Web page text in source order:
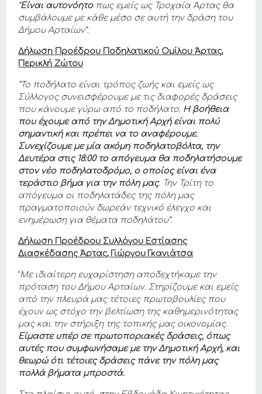
“Είναι αυτονόητοπως εμείς ως Τροχαία Άρτας θα
συμβάλουμε με κάθε μέσο σε αυτή την δράση του
Δήμου Αρταίων”.
Δήλωση Προέδρου Ποδηλατικού Ομίλου Άρτας,
Περικλή Ζώτου
“Το ποδήλατο είναι τρόπος ζωής και εμείς ως
Σύλλογος συνεισφέρουμε με τις διαφορές δράσεις
που κάνουμε γύρω από το ποδήλατο. Η βοήθεια
που έχουμε από την Δημοτική Αρχή είναι πολύ
σημαντική και πρέπει να το αναφέρουμε.
Συνεχίζουμε με μία ακόμη ποδηλατοβόλτα, την
Δευτέρα στις 18:00 το απόγευμα θα ποδηλατήσουμε
στον νέο ποδηλατοδρόμο, ο οποίος είναι ένα
τεράστιο βήμα για την πόλη μας. Την Τρίτη το
απόγευμα οι ποδηλατάδες της πόλη μας
πραγματοποιούν δωρεάν τεχνικό έλεγχο και
ενημέρωση για θέματα ποδηλάτου”.
Δήλωση Προέδρου Συλλόγου Εστίασης
Διασκέδασης Άρτας, Γιώργου Γκανιάτσα
“Με ιδιαίτερη ευχαρίστηση αποδεχτήκαμε την
πρόταση του Δήμου Αρταίων. Στηρίζουμε και εμείς
από την πλευρά μας τέτοιες πρωτοβουλίες που
έχουν ως στόχο την βελτίωση της καθημερινότητας
μας και την στήριξη της τοπικής μας οικονομίας.
Είμαστε υπέρ σε πρωτοποριακές δράσεις, όπως
αυτές που συμφωνήσαμε με την Δημοτική Αρχή, και
θεωρώ ότι τέτοιες δράσεις πάνε την πόλη μας
πολλά βήματα μπροστά.